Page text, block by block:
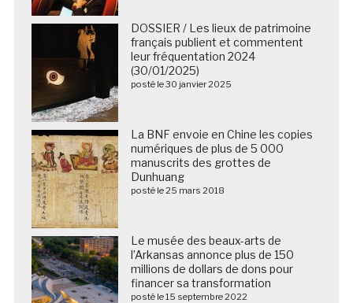
DOSSIER / Les lieux de patrimoine
français publient et commentent
leur fréquentation 2024
(30/01/2025)
posté le 30 janvier 2025
La BNF envoie en Chine les copies
numériques de plus de 5 000
manuscrits des grottes de
Dunhuang
posté le 25 mars 2018
Le musée des beaux-arts de
l’Arkansas annonce plus de 150
millions de dollars de dons pour
financer sa transformation
posté le 15 septembre 2022